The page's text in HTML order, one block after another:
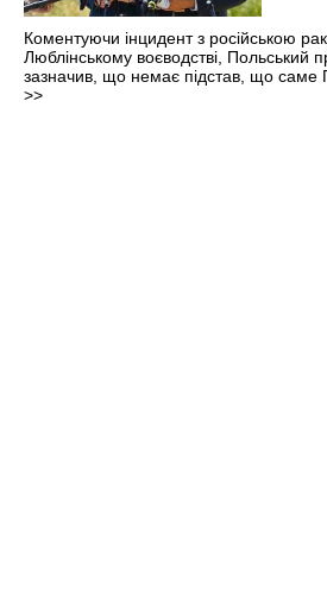
Коментуючи інцидент з російською
Люблінському воєводстві, Польський
зазначив, що немає підстав, що саме
>>